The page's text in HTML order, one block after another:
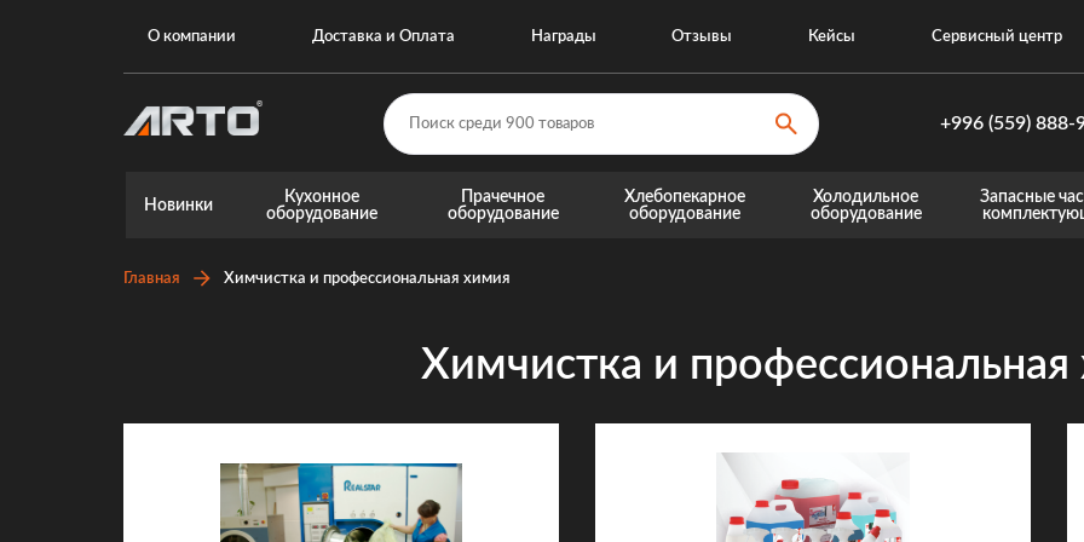
О компании Доставка и Оплата Награды Отзывы Кейсы Сервисный центр
+996 (559) 888-
+996 (559)
Новинки
Кухонное
оборудование
Прачечное
оборудование
Хлебопекарное
оборудование
Холодильное
оборудование
Запасные
Главная Химчистка и профессиональная химия
Химчистка и профессиональная